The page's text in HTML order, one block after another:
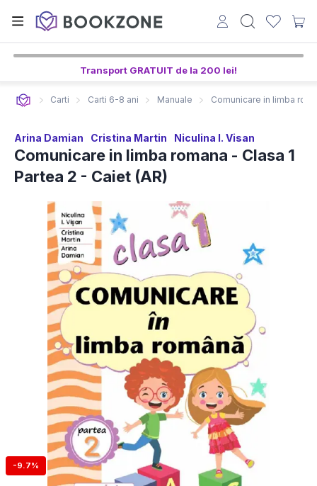
Transport GRATUIT de la 200 lei!
Carti Carti 6-8 ani Manuale Comunicare in limba
Arina Damian Cristina Martin Niculina I. Visan
Comunicare in limba romana - Clasa 1
Partea 2 - Caiet (AR)
-9.7%